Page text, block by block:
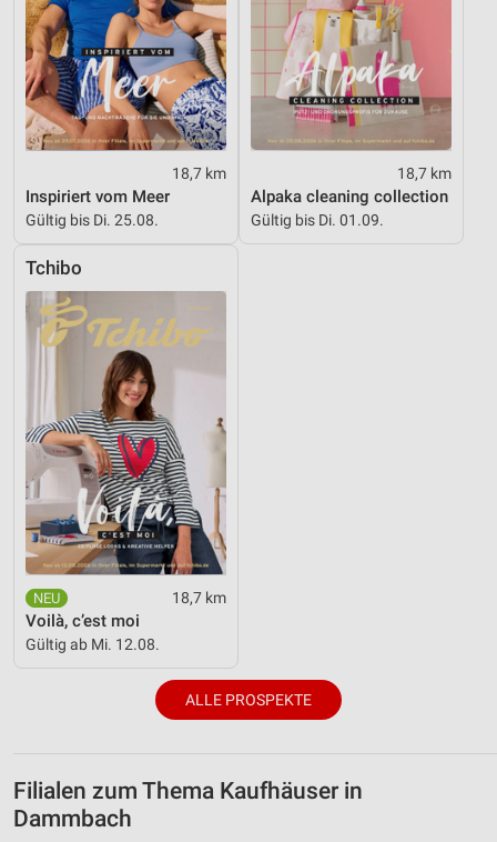
18,7 km
Inspiriert vom Meer
Gültig bis Di. 25.08.
18,7 km
Alpaka cleaning collection
Gültig bis Di. 01.09.
Tchibo
18,7 km
Voilà, c’est moi
Gültig ab Mi. 12.08.
ALLE PROSPEKTE
Filialen zum Thema Kaufhäuser in
Dammbach